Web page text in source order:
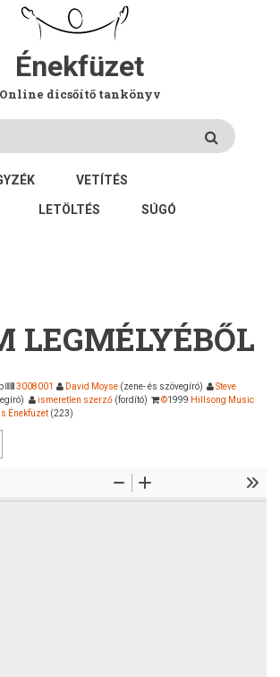
Énekfüzet
Online dicsőítő tankönyv
VETÍTÉS
LETÖLTÉS SÚGÓ
LEGMÉLYÉBŐL
3008001 David Moyse (zene- és szövegíró)
Steve
ismeretlen szerző (fordító) ©1999 Hillsong Music
Énekfüzet (223)